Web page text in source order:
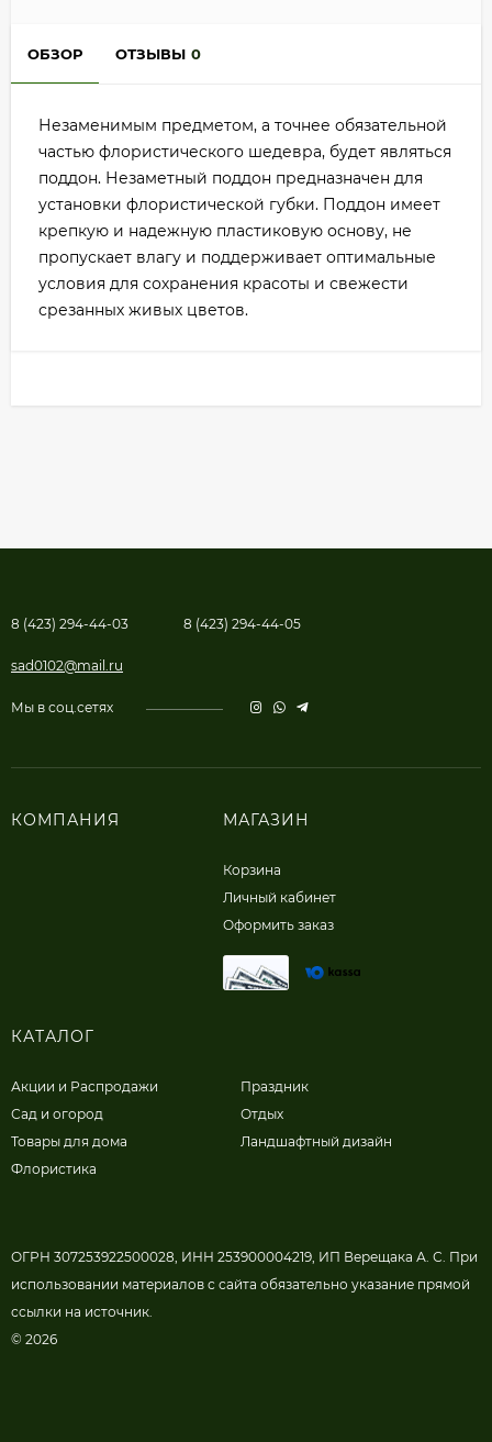
ОБЗОР ОТЗЫВЫ 0
Незаменимым предметом, а точнее обязательной
частью флористического шедевра, будет являться
поддон. Незаметный поддон предназначен для
установки флористической губки. Поддон имеет
крепкую и надежную пластиковую основу, не
пропускает влагу и поддерживает оптимальные
условия для сохранения красоты и свежести
срезанных живых цветов.
8 (423) 294-44-03 8 (423) 294-44-05
sad0102@mail.ru
Мы в соц.сетях
КОМПАНИЯ МАГАЗИН
Корзина
Личный кабинет
Оформить заказ
КАТАЛОГ
Акции и Распродажи
Сад и огород
Товары для дома
Флористика
Праздник
Отдых
Ландшафтный дизайн
ОГРН 307253922500028, ИНН 253900004219, ИП Верещака А. С. При
использовании материалов с сайта обязательно указание прямой
ссылки на источник.
© 2026